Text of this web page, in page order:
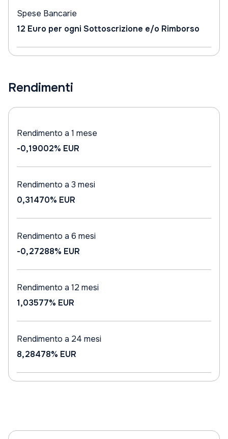
Spese Bancarie
12 Euro per ogni Sottoscrizione e/o Rimborso
Rendimenti
Rendimento a 1 mese
-0,19002% EUR
Rendimento a 3 mesi
0,31470% EUR
Rendimento a 6 mesi
-0,27288% EUR
Rendimento a 12 mesi
1,03577% EUR
Rendimento a 24 mesi
8,28478% EUR